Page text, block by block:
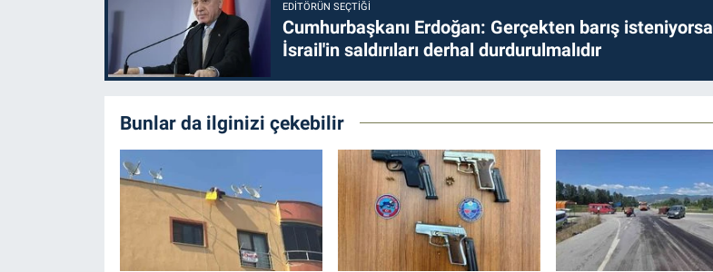
EDITÖRÜN SEÇTIĞI
Cumhurbaşkanı Erdoğan: Gerçekten barış isteniyorsa
İsrail'in saldırıları derhal durdurulmalıdır
Bunlar da ilginizi çekebilir